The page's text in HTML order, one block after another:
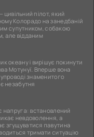
цивільний пілот, який
Колорадо на занедбаній
супутником, собакою
але відданим
океану і вирішує покинути
Мотунуї. Вперше вона
знаменитого
незабутня
напруга: встановлений
невдоволення, а
згущуватися павутина
тримати ситуацію